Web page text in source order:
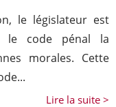
le législateur est
le code pénal la
morales. Cette
Lire la suite >